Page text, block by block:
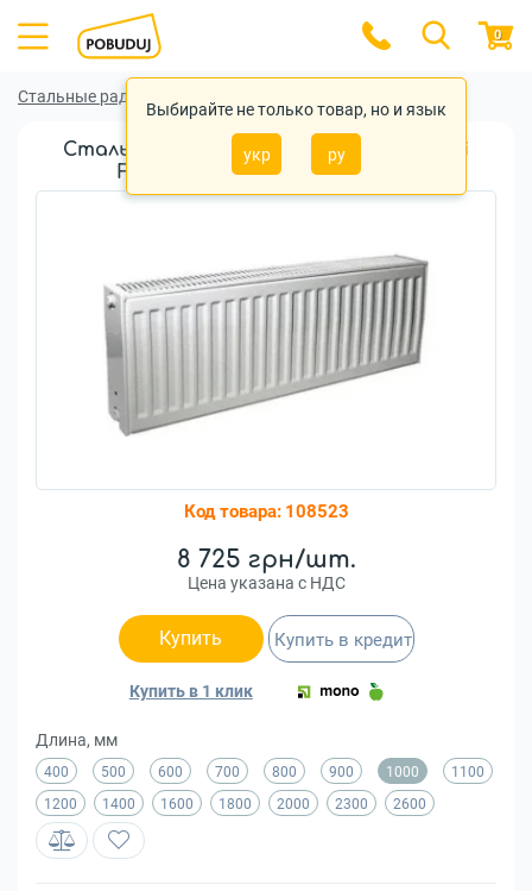
Выбирайте не только товар, но и язык
укр ру
0
Стальные радиаторы
Стальной панельный радиатор Kermi
FK022 300x1000 (FK0220310W02)
Код товара: 108523
8 725 грн/шт.
Цена указана с НДС
Купить
Купить в 1 клик
Купить в кредит
Длина, мм
400 500 600 700 800 900 1000
1100
1200
1400 1600 1800 2000 2300 2600